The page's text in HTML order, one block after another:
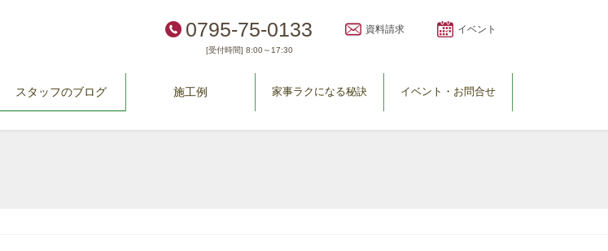
0795-75-0133
[受付時間] 8:00～17:30
資料請求 イベント
スタッフのブログ 施工例 家事ラクになる秘訣 イベント・お問合せ